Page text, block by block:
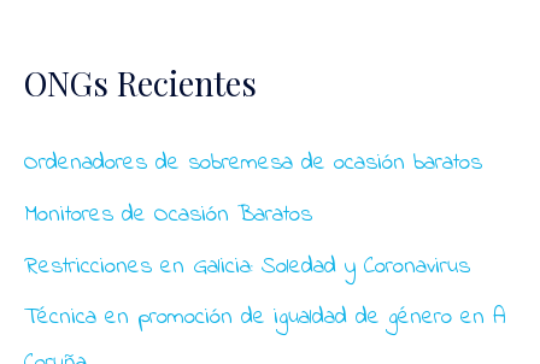
ONGs Recientes
Ordenadores de sobremesa de ocasión baratos
Monitores de Ocasión Baratos
Restricciones en Galicia: Soledad y Coronavirus
Técnica en promoción de igualdad de género en A